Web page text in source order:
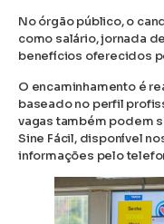
No órgão público, o
como salário, jornada
benefícios oferecidos
O encaminhamento é
baseado no perfil
vagas também podem
Sine Fácil, disponível
informações pelo